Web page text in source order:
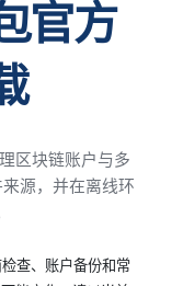
官方
区块链账户与多
源，并在离线环
查、账户备份和常